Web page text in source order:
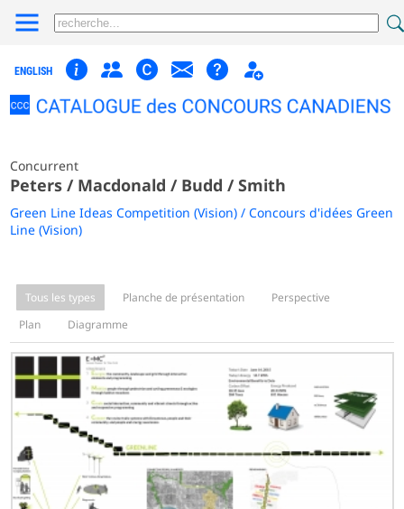
ENGLISH
Concurrent
Peters / Macdonald / Budd / Smith
Green Line Ideas Competition (Vision) / Concours d'idées Green
Line (Vision)
Tous les types Planche de présentation
Perspective
Plan
Diagramme